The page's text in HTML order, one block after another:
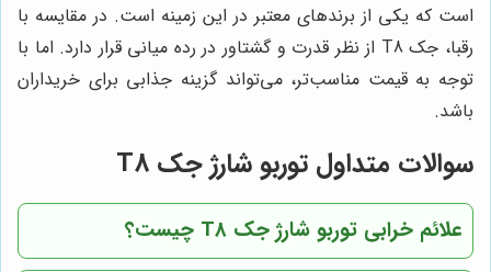
است که یکی از برندهای معتبر در این زمینه است. در مقایسه با
رقبا، جک T8 از نظر قدرت و گشتاور در رده میانی قرار دارد. اما با
توجه به قیمت مناسب‌تر، می‌تواند گزینه جذابی برای خریداران
باشد.
سوالات متداول توربو شارژ جک T8
علائم خرابی توربو شارژ جک T8 چیست؟